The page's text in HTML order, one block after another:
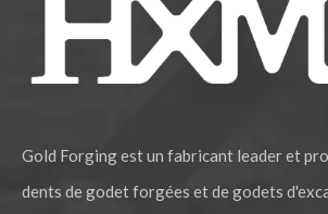
Gold Forging est un fabricant leader et
dents de godet forgées et de godets